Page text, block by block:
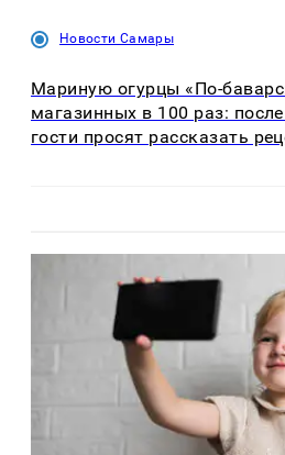
Новости Самары
Мариную огурцы «По-
магазинных в 100 раз:
гости просят рассказать